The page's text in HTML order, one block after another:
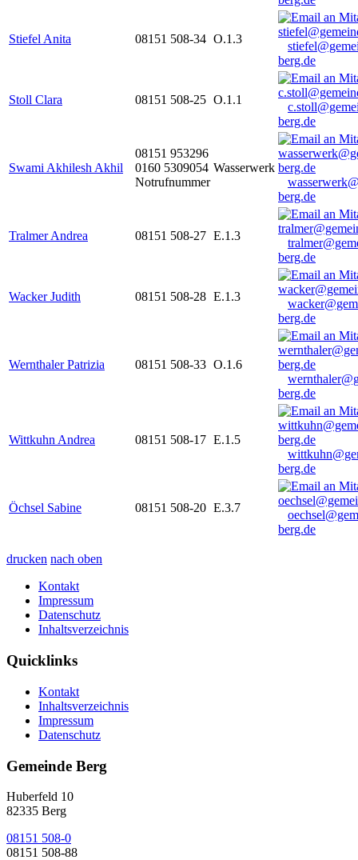
Stiefel Anita 08151 508-34 O.1.3
berg.de
Stoll Clara 08151 508-25 O.1.1
berg.de
Swami Akhilesh Akhil
08151 953296
0160 5309054
Notrufnummer
Wasserwerk
berg.de
Tralmer Andrea 08151 508-27 E.1.3
berg.de
Wacker Judith 08151 508-28 E.1.3
berg.de
Wernthaler Patrizia 08151 508-33 O.1.6
berg.de
Wittkuhn Andrea 08151 508-17 E.1.5
berg.de
Öchsel Sabine 08151 508-20 E.3.7
berg.de
drucken nach oben
Kontakt
Impressum
Datenschutz
Inhaltsverzeichnis
Quicklinks
Kontakt
Inhaltsverzeichnis
Impressum
Datenschutz
Gemeinde Berg
Huberfeld 10
82335 Berg
08151 508-0
08151 508-88